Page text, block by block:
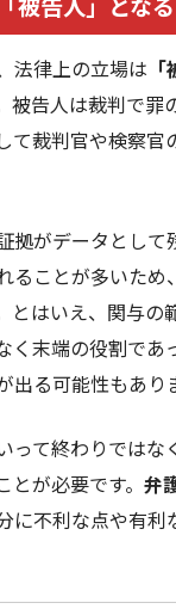
法律上の立場は
被告人は裁判で罪
て裁判官や検察官
拠がデータとして
ことが多いため、
とはいえ、関与の
く末端の役割であ
る可能性もあり
って終わりではな
が必要です。 弁
に不利な点や有利